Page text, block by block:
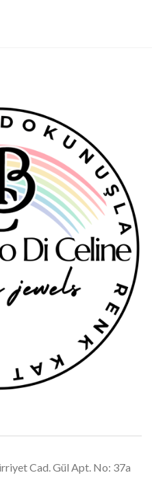
Cad. Gül Apt. No: 37a